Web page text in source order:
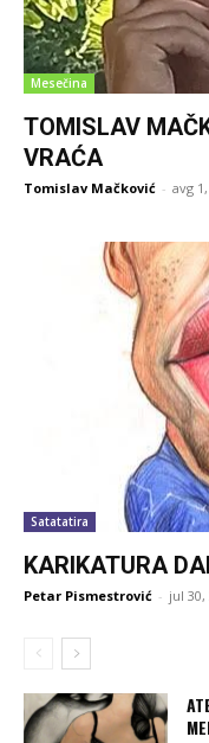
Mesečina
TOMISLAV
VRAĆA
Tomislav Mačković - avg
Satatatira
KARIKATURA
Petar Pismestrović - jul 30,